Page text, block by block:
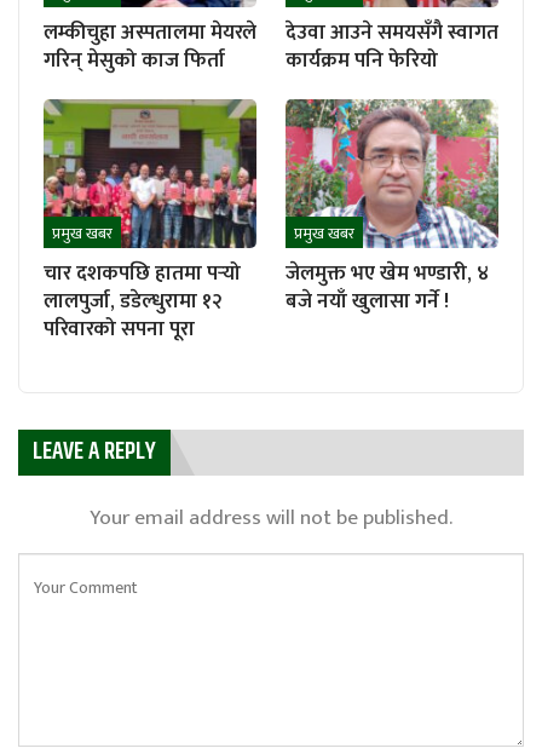
लम्कीचुहा अस्पतालमा मेयरले
गरिन् मेसुको काज फिर्ता
देउवा आउने समयसँगै स्वागत
कार्यक्रम पनि फेरियो
प्रमुख खबर
चार दशकपछि हातमा पर्‍यो
लालपुर्जा, डडेल्धुरामा १२
परिवारको सपना पूरा
प्रमुख खबर
जेलमुक्त भए खेम भण्डारी, ४
बजे नयाँ खुलासा गर्ने !
LEAVE A REPLY
Your email address will not be published.